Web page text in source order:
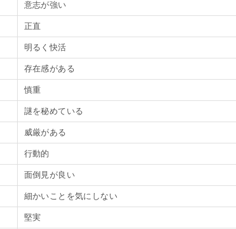
意志が強い
正直
明るく快活
存在感がある
慎重
謎を秘めている
威厳がある
行動的
面倒見が良い
細かいことを気にしない
堅実